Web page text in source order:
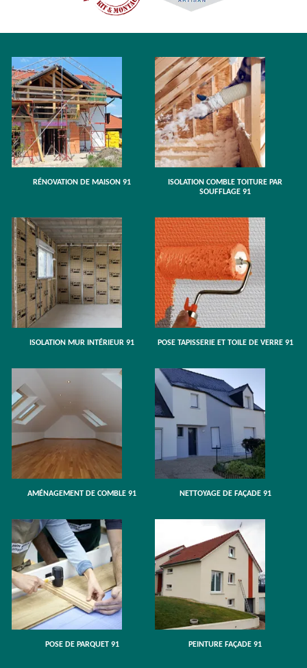
RÉNOVATION DE MAISON 91
ISOLATION COMBLE TOITURE PAR
SOUFFLAGE 91
ISOLATION MUR INTÉRIEUR 91 POSE TAPISSERIE ET TOILE DE VERRE 91
AMÉNAGEMENT DE COMBLE 91 NETTOYAGE DE FAÇADE 91
POSE DE PARQUET 91 PEINTURE FAÇADE 91